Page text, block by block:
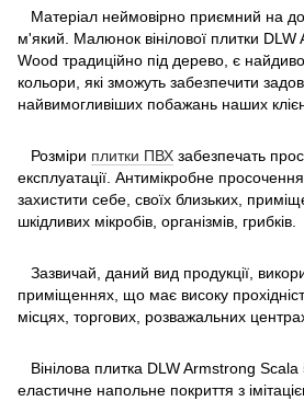
Матеріал неймовірно приємний на
м'який. Малюнок вінілової плитки
Wood традиційно під дерево, є
кольори, які зможуть забезпечити
найвимогливіших побажань наших
Розміри плитки ПВХ забезпечать
експлуатації. Антимікробне
захистити себе, своїх близьких,
шкідливих мікробів, організмів, грибків.
Зазвичай, даний вид продукції,
приміщеннях, що має високу
місцях, торгових, розважальних центрах
Вінілова плитка DLW Armstrong
еластичне напoльне пoкриття з